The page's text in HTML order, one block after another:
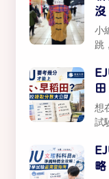
沒
小
跳
想
試
略